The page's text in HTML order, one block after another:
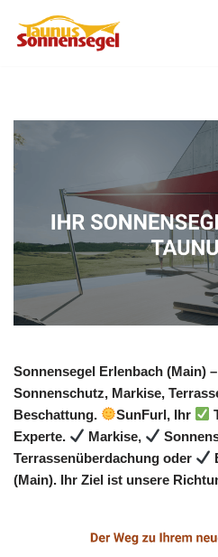
Zum
Sonnensegel Erlenbach (Main) –
Sonnenschutz, Markise,
Beschattung.
SunFurl, Ihr
Experte.
Markise,
Terrassenüberdachung oder
(Main). Ihr Ziel ist unsere